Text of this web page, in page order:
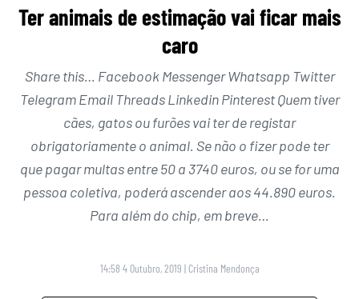
Ter animais de estimação vai ficar mais
caro
Share this… Facebook Messenger Whatsapp Twitter
Telegram Email Threads Linkedin Pinterest Quem tiver
cães, gatos ou furões vai ter de registar
obrigatoriamente o animal. Se não o fizer pode ter
que pagar multas entre 50 a 3740 euros, ou se for uma
pessoa coletiva, poderá ascender aos 44.890 euros.
Para além do chip, em breve…
14:58 4 Outubro, 2019 | Cristina Mendonça